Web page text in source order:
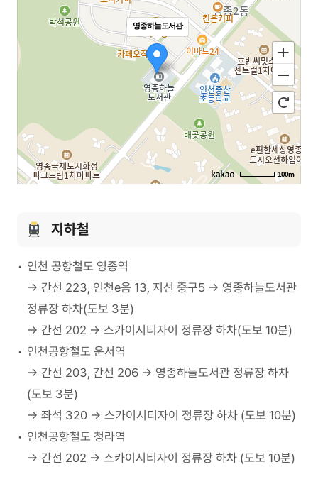
영종하늘도서관
100m
크
지하철
인천 공항철도 영종역
→ 간선 223, 인천e음 13, 지선 중구5 → 영종하늘도서관
정류장 하차(도보 3분)
→ 간선 202 → 스카이시티자이 정류장 하차(도보 10분)
인천공항철도 운서역
→ 간선 203, 간선 206 → 영종하늘도서관 정류장 하차
(도보 3분)
→ 좌석 320 → 스카이시티자이 정류장 하차 (도보 10분)
인천공항철도 청라역
→ 간선 202 → 스카이시티자이 정류장 하차 (도보 10분)